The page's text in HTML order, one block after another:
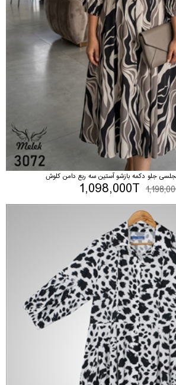
جلو دکمه بازشو آستین سه ربع دامن کلوش
1,098,000T